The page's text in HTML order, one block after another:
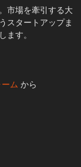
市場を牽引する大
スタートアップま
ます。
ム から